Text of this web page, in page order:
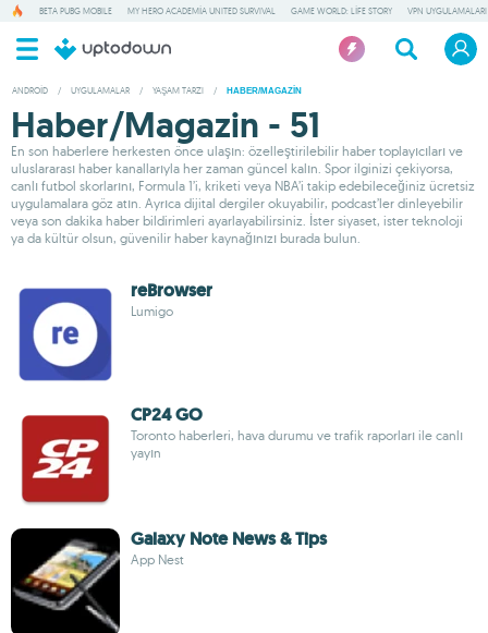
BETA PUBG MOBILE MY HERO ACADEMIA UNITED SURVIVAL GAME WORLD: LIFE STORY VPN UYGULAMALARI
ANDROID / UYGULAMALAR / YAŞAM TARZI / HABER/MAGAZIN
Haber/Magazin - 51
En son haberlere herkesten önce ulaşın: özelleştirilebilir haber toplayıcıları ve
uluslararası haber kanallarıyla her zaman güncel kalın. Spor ilginizi çekiyorsa,
canlı futbol skorlarını, Formula 1’i, kriketi veya NBA’i takip edebileceğiniz ücretsiz
uygulamalara göz atın. Ayrıca dijital dergiler okuyabilir, podcast’ler dinleyebilir
veya son dakika haber bildirimleri ayarlayabilirsiniz. İster siyaset, ister teknoloji
ya da kültür olsun, güvenilir haber kaynağınızı burada bulun.
reBrowser
Lumigo
CP24 GO
Toronto haberleri, hava durumu ve trafik raporları ile canlı
yayın
Galaxy Note News & Tips
App Nest